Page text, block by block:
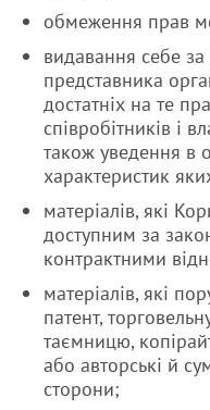
обмеження прав
видавання себе
представника
достатніх на те
співробітників і
також уведення в
характеристик
матеріалів, які
доступним за
контрактними
матеріалів, які
патент,
таємницю,
або авторські й
сторони;